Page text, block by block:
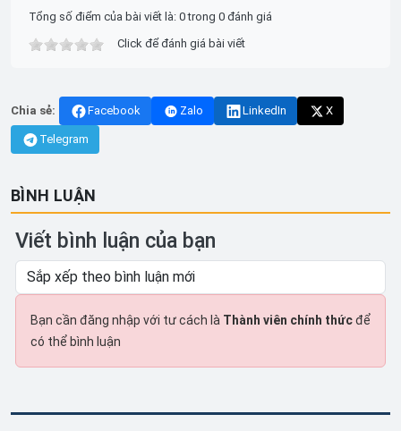
Tổng số điểm của bài viết là: 0 trong 0 đánh giá
Click để đánh giá bài viết
Chia sẻ: Facebook Zalo LinkedIn X
Telegram
BÌNH LUẬN
Viết bình luận của bạn
Bạn cần đăng nhập với tư cách là Thành viên chính thứcđể
có thể bình luận